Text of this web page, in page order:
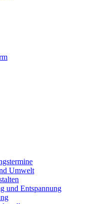
Umwelt
und Entspannung